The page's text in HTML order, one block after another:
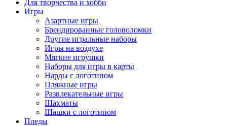
Для творчества и хобби
Игры
Азартные игры
Брендированные головоломки
Другие игральные наборы
Игры на воздухе
Мягкие игрушки
Наборы для игры в карты
Нарды с логотипом
Пляжные игры
Развлекательные игры
Шахматы
Шашки с логотипом
Пледы